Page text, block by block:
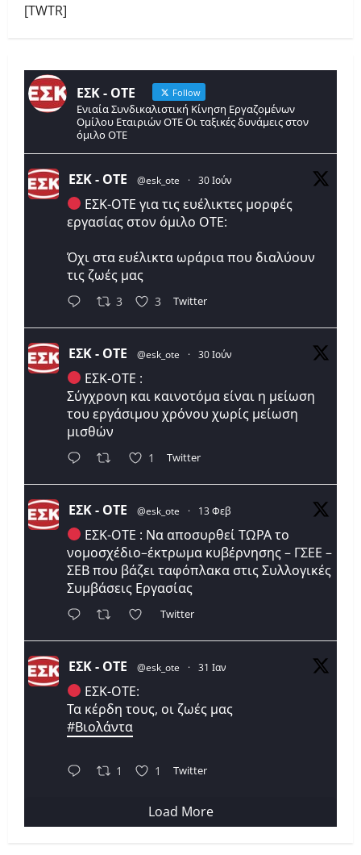
[TWTR]
ΕΣΚ - ΟΤΕ Follow
Ενιαία Συνδικαλιστική Κίνηση Εργαζομένων
Ομίλου Εταιριών ΟΤΕ Οι ταξικές δυνάμεις στον
όμιλο ΟΤΕ
ΕΣΚ - ΟΤΕ @esk_ote · 30 Ιούν
ΕΣΚ-ΟΤΕ για τις ευέλικτες μορφές
εργασίας στον όμιλο ΟΤΕ:
Όχι στα ευέλικτα ωράρια που διαλύουν
τις ζωές μας
3 3 Twitter
ΕΣΚ - ΟΤΕ @esk_ote · 30 Ιούν
ΕΣΚ-ΟΤΕ :
Σύγχρονη και καινοτόμα είναι η μείωση
του εργάσιμου χρόνου χωρίς μείωση
μισθών
1 Twitter
ΕΣΚ - ΟΤΕ @esk_ote · 13 Φεβ
ΕΣΚ-ΟΤΕ : Να αποσυρθεί ΤΩΡΑ το
νομοσχέδιο–έκτρωμα κυβέρνησης – ΓΣΕΕ –
ΣΕΒ που βάζει ταφόπλακα στις Συλλογικές
Συμβάσεις Εργασίας
Twitter
ΕΣΚ - ΟΤΕ @esk_ote · 31 Ιαν
ΕΣΚ-ΟΤΕ:
Τα κέρδη τους, οι ζωές μας
#Βιολάντα
1 1 Twitter
Load More